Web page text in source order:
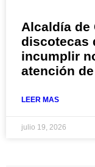
Alcaldía de
discotecas
incumplir
atención
LEER MAS
julio 19, 2026